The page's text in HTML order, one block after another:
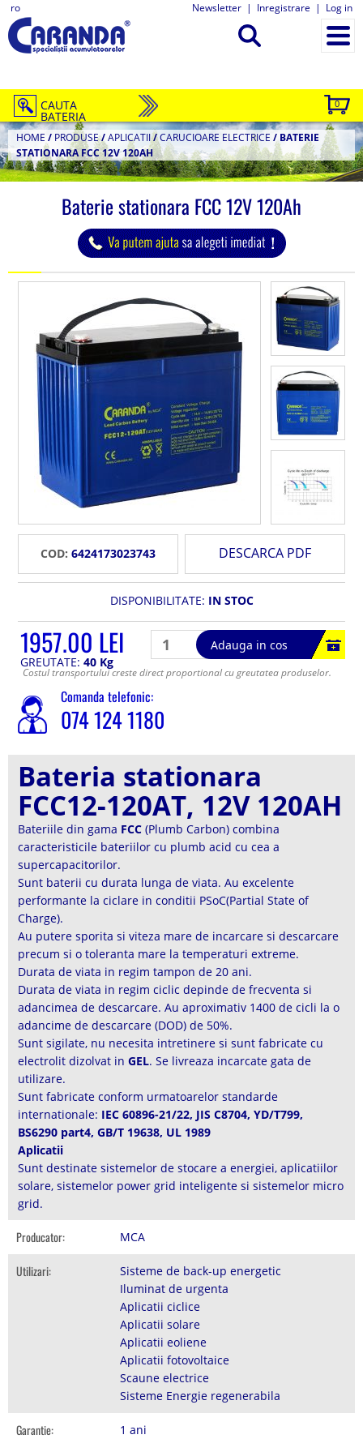
ro Newsletter | Inregistrare | Log in
0
CAUTA
BATERIA
HOME / PRODUSE/APLICATII/CARUCIOARE ELECTRICE / BATERIE
STATIONARA FCC 12V 120AH
Baterie stationara FCC 12V 120Ah
COD: 6424173023743 DESCARCA PDF
DISPONIBILITATE: IN STOC
1957.00 LEI
Adauga in cos
GREUTATE: 40 Kg
Costul transportului creste direct proportional cu greutatea produselor.
Comanda telefonic:
074 124 1180
Bateria stationara
FCC12-120AT, 12V 120AH
Bateriile din gama FCC (Plumb Carbon) combina
caracteristicile bateriilor cu plumb acid cu cea a
supercapacitorilor.
Sunt baterii cu durata lunga de viata. Au excelente
performante la ciclare in conditii PSoC(Partial State of
Charge).
Au putere sporita si viteza mare de incarcare si descarcare
precum si o toleranta mare la temperaturi extreme.
Durata de viata in regim tampon de 20 ani.
Durata de viata in regim ciclic depinde de frecventa si
adancimea de descarcare. Au aproximativ 1400 de cicli la o
adancime de descarcare (DOD) de 50%.
Sunt sigilate, nu necesita intretinere si sunt fabricate cu
electrolit dizolvat in GEL. Se livreaza incarcate gata de
utilizare.
Sunt fabricate conform urmatoarelor standarde
internationale: IEC 60896-21/22, JIS C8704, YD/T799,
BS6290 part4, GB/T 19638, UL 1989
Aplicatii
Sunt destinate sistemelor de stocare a energiei, aplicatiilor
solare, sistemelor power grid inteligente si sistemelor micro
grid.
Producator: MCA
Utilizari:
Sisteme de back-up energetic
Iluminat de urgenta
Aplicatii ciclice
Aplicatii solare
Aplicatii eoliene
Aplicatii fotovoltaice
Scaune electrice
Sisteme Energie regenerabila
Garantie: 1 ani